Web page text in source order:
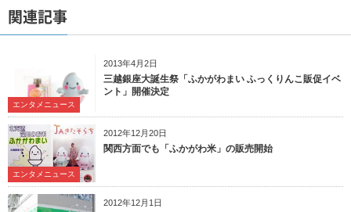
関連記事
2013年4月2日
エンタメニュース
三越銀座大誕生祭「ふかがわまい ふっくりんこ販促イベ
ント」開催決定
2012年12月20日
エンタメニュース
関西方面でも「ふかがわ米」の販売開始
2012年12月1日